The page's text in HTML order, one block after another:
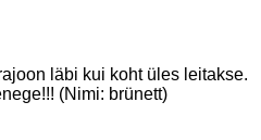
läbi kui koht üles leitakse.
(Nimi: brünett)